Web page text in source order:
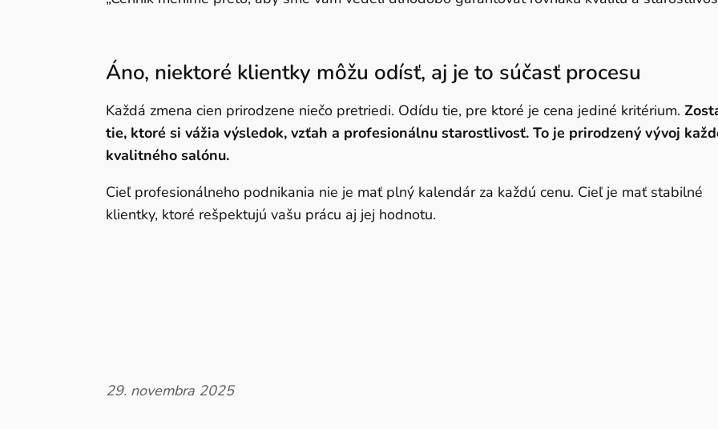
Áno, niektoré klientky môžu odísť, aj je to súčasť procesu
Každá zmena cien prirodzene niečo pretriedi. Odídu tie, pre ktoré je cena jediné kritérium.
tie, ktoré si vážia výsledok, vzťah a profesionálnu starostlivosť. To je prirodzený vývoj
kvalitného salónu.
Cieľ profesionálneho podnikania nie je mať plný kalendár za každú cenu. Cieľ je mať stabilné
klientky, ktoré rešpektujú vašu prácu aj jej hodnotu.
29. novembra 2025